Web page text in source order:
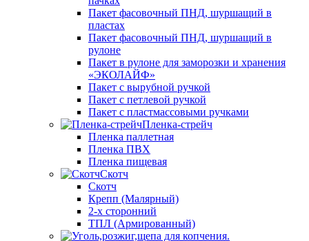
Пакет фасовочный ПНД, шуршащий в
пластах
Пакет фасовочный ПНД, шуршащий в
рулоне
Пакет в рулоне для заморозки и хранения
«ЭКОЛАЙФ»
Пакет с вырубной ручкой
Пакет с петлевой ручкой
Пакет с пластмассовыми ручками
Пленка-стрейч
Пленка паллетная
Пленка ПВХ
Пленка пищевая
Скотч
Скотч
Крепп (Малярный)
2-х сторонний
ТПЛ (Армированный)